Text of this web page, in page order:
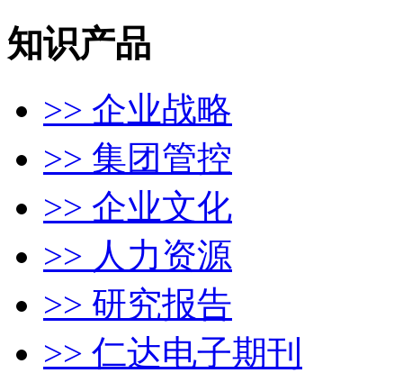
知识产品
>> 企业战略
>> 集团管控
>> 企业文化
>> 人力资源
>> 研究报告
>> 仁达电子期刊